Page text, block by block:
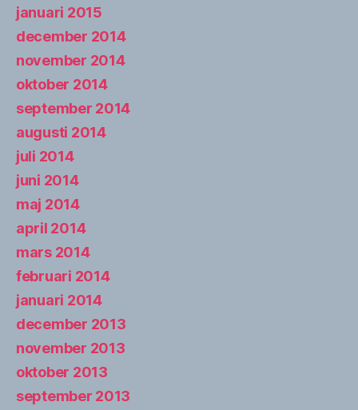
januari 2015
december 2014
november 2014
oktober 2014
september 2014
augusti 2014
juli 2014
juni 2014
maj 2014
april 2014
mars 2014
februari 2014
januari 2014
december 2013
november 2013
oktober 2013
september 2013